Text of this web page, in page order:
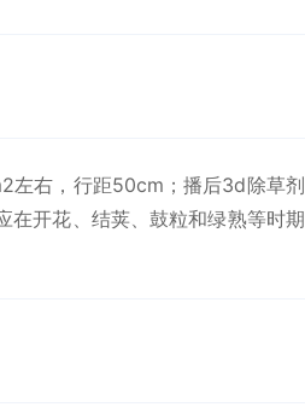
左右，行距50cm；播后3d除草剂
在开花、结荚、鼓粒和绿熟等时期